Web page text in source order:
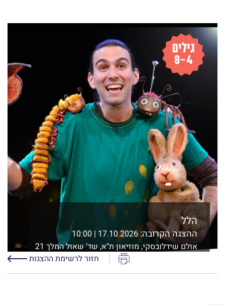
הלל
ההצגה הקרובה: 17.10.2026 | 10:00
אולם שידלובסקי, מוזיאון ת"א, שד' שאול המלך 21
לפרטים נוספים ורכישה
חזור לרשימת ההצגות